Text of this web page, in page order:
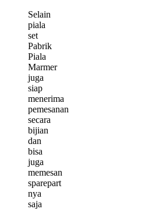
Selain
piala
set
Pabrik
Piala
Marmer
juga
siap
menerima
pemesanan
secara
bijian
dan
bisa
juga
memesan
sparepart
nya
saja